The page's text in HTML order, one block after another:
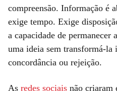
compreensão. Informação é
exige tempo. Exige
a capacidade de permanecer
uma ideia sem transformá-la
concordância ou rejeição.
As redes sociais não criaram